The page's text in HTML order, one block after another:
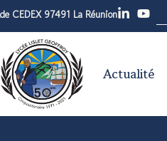
CEDEX 97491 La Réunion
Actualité